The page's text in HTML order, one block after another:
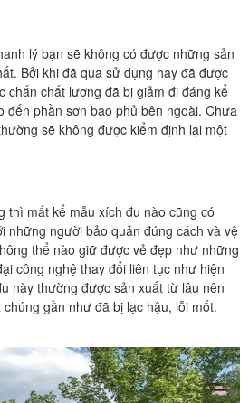
lý bạn sẽ không có được những sản
Bởi khi đã qua sử dụng hay đã được
chắn chất lượng đã bị giảm đi đáng kể
đến phần sơn bao phủ bên ngoài. Chưa
sẽ không được kiểm định lại một
thì mất kể mẫu xích đu nào cũng có
những người bảo quản đúng cách và vệ
thể nào giữ được vẻ đẹp như những
công nghệ thay đổi liên tục như hiện
này thường được sản xuất từ lâu nên
gần như đã bị lạc hậu, lỗi mốt.